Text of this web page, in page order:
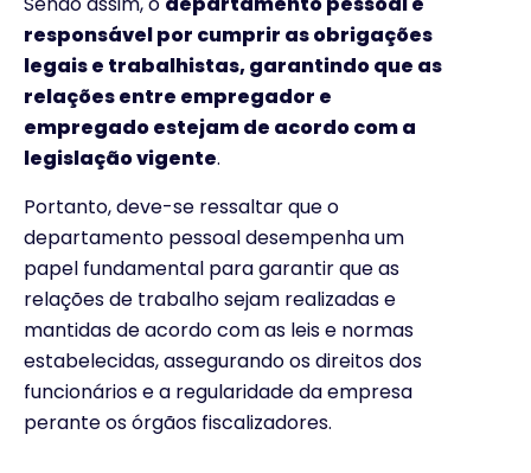
responsável por cumprir as obrigações
legais e trabalhistas, garantindo que as
relações entre empregador e
empregado estejam de acordo com a
legislação vigente.
Portanto, deve-se ressaltar que o
departamento pessoal desempenha um
papel fundamental para garantir que as
relações de trabalho sejam realizadas e
mantidas de acordo com as leis e normas
estabelecidas, assegurando os direitos dos
funcionários e a regularidade da empresa
perante os órgãos fiscalizadores.